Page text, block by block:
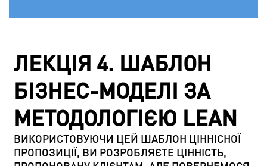
ЛЕКЦІЯ 4. ШАБЛОН
БІЗНЕС-МОДЕЛІ ЗА
МЕТОДОЛОГІЄЮ LEAN
ВИКОРИСТОВУЮЧИ ЦЕЙ ШАБЛОН ЦІННІСНОЇ
ПРОПОЗИЦІЇ, ВИ РОЗРОБЛЯЄТЕ ЦІННІСТЬ,